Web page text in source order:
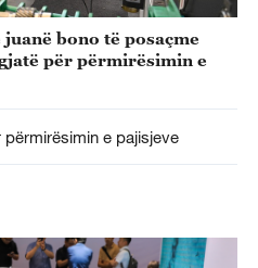
bono të posaçme
për përmirësimin e
e pajisjeve